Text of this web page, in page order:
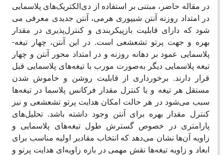
در مقاله حاضر، مبتنی بر استفاده از دی‌­الکتریک‌­های پلاسمایی
در امتداد روزنه آنتن شیپوری هرمی، آنتن جدیدی معرفی می­‌
شود که دارای قابلیت بازپیکربندی و کنترل­‌پذیری در مقدار
بهره و جهت پرتو تشعشعی است. در این آنتن، چهار تیغه­
پلاسمایی عمود بر دهانه روزنه و در امتداد محور آنتن و چهار
تیغه­ پلاسمایی دیگر به­‌صورت مورب با تیغه­‌های پلاسمایی قبل
قرار دارند. برخورداری از قابلیت روشن و خاموش شدن
مستقل هر تیغه و یا کنترل مقدار فرکانس پلاسما در تیغه­‌ها
سبب می­‌شود در هر حالت امکان هدایت پرتو تشعشعی و نیز
کنترل مقدار بهره برای آنتن وجود داشته باشد. تحلیل­‌های
پارامتری در خصوص گسترش طول تیغه­‌های پلاسمایی و
زاویه­ آن‌ها نشان می­‌دهد که انتخاب مقادیر اولیه مناسب برای
ابعاد و زاویه تیغه‌­ها نقش مهمی در بازه زاویه‌­ای هدایت پرتو و